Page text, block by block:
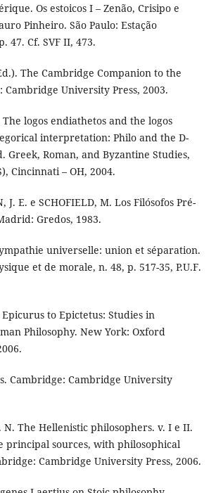
Os estoicos I – Zenão, Crisipo e
Pinheiro. São Paulo: Estação
47. Cf. SVF II, 473.
The Cambridge Companion to the
Cambridge University Press, 2003.
The logos endiathetos and the logos
interpretation: Philo and the D-
Greek, Roman, and Byzantine Studies,
Cincinnati – OH, 2004.
J. E. e SCHOFIELD, M. Los Filósofos Pré-
Gredos, 1983.
universelle: union et séparation.
et de morale, n. 48, p. 517-35, P.U.F.
to Epictetus: Studies in
Philosophy. New York: Oxford
Cambridge: Cambridge University
D. N. The Hellenistic philosophers. v. I e II.
principal sources, with philosophical
Cambridge University Press, 2006.